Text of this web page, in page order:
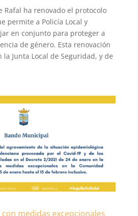
Rafal ha renovado el protocolo
permite a Policía Local y
en conjunto para proteger a
de género. Esta renovación
Junta Local de Seguridad, y de
medidas excepcionales